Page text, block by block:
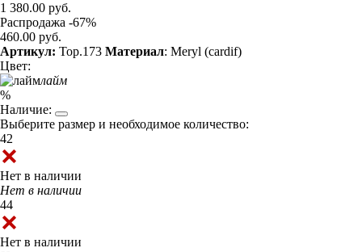
1 380.00 руб.
Распродажа -67%
460.00 руб.
Артикул: Top.173 Материал: Meryl (cardif)
Цвет:
лайм
%
Наличие:
Выберите размер и необходимое количество:
42
Нет в наличии
Нет в наличии
44
Нет в наличии